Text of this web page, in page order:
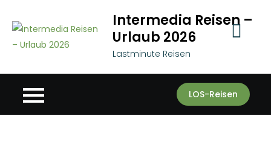
content
Intermedia Reisen –
Urlaub 2026
Lastminute Reisen
LOS-Reisen